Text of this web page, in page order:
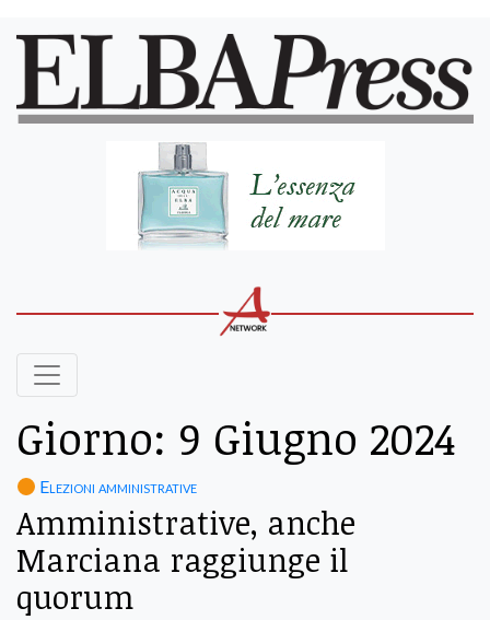
Giorno: 9 Giugno 2024
Elezioni amministrative
Amministrative, anche
Marciana raggiunge il
quorum